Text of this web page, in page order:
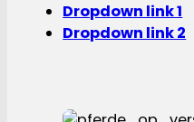
Dropdown link 1
Dropdown link 2